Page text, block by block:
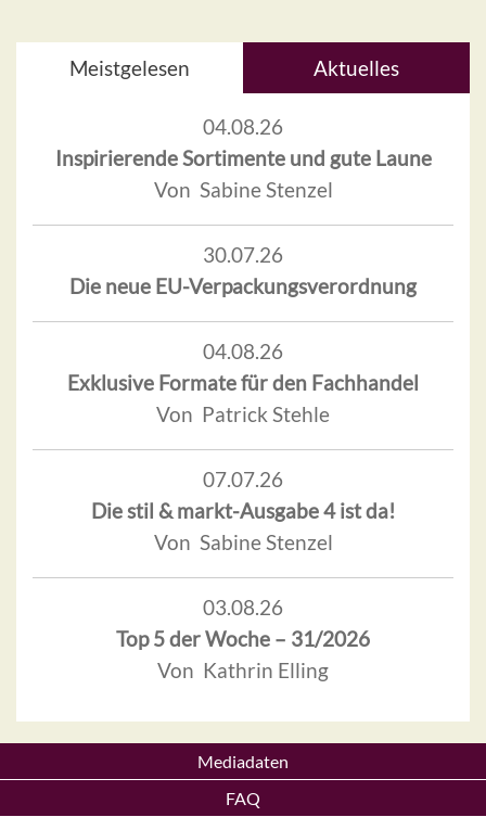
Meistgelesen Aktuelles
04.08.26
Inspirierende Sortimente und gute Laune
Von Sabine Stenzel
30.07.26
Die neue EU-Verpackungsverordnung
04.08.26
Exklusive Formate für den Fachhandel
Von Patrick Stehle
07.07.26
Die stil & markt-Ausgabe 4 ist da!
Von Sabine Stenzel
03.08.26
Top 5 der Woche – 31/2026
Von Kathrin Elling
Mediadaten
FAQ